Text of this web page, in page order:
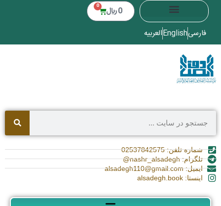
0 ﷼ 0
فارسیEnglishالعربیه
شماره تلفن: 02537842575
تلگرام: nashr_alsadegh@
ایمیل: alsadegh110@gmail.com
اینستا: alsadegh.book